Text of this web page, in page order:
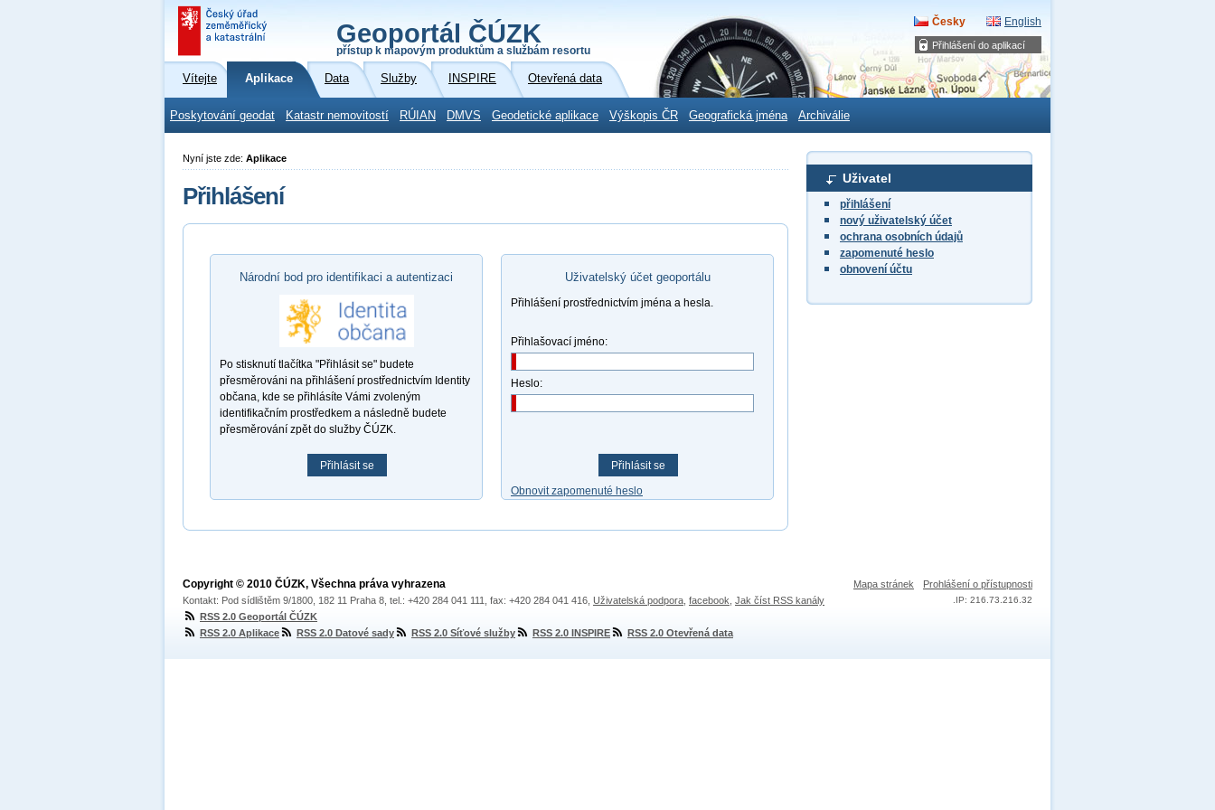
Přihlášení do aplikací
Geoportál ČÚZK
přístup k mapovým produktům a službám resortu
Česky English
Vítejte Aplikace Data Služby INSPIRE Otevřená data
Poskytování geodat Katastr nemovitostí RÚIAN DMVS Geodetické aplikace Výškopis ČR Geografická jména Archiválie
Uživatel
přihlášení
nový uživatelský účet
ochrana osobních údajů
zapomenuté heslo
obnovení účtu
Nyní jste zde: Aplikace
Přihlášení
Národní bod pro identifikaci a autentizaci
Po stisknutí tlačítka "Přihlásit se" budete
přesměrováni na přihlášení prostřednictvím Identity
občana, kde se přihlásíte Vámi zvoleným
identifikačním prostředkem a následně budete
přesměrování zpět do služby ČÚZK.
Přihlásit se
Uživatelský účet geoportálu
Přihlášení prostřednictvím jména a hesla.
Přihlašovací jméno:
Heslo:
Přihlásit se
Obnovit zapomenuté heslo
Mapa stránek Prohlášení o přístupnosti
IP: 216.73.216.32
Copyright © 2010 ČÚZK, Všechna práva vyhrazena
Kontakt: Pod sídlištěm 9/1800, 182 11 Praha 8, tel.: +420 284 041 111, fax: +420 284 041 416, Uživatelská podpora facebook Jak číst RSS kanály
RSS 2.0 Geoportál ČÚZK
RSS 2.0 Aplikace
RSS 2.0 Datové sady RSS 2.0 Síťové služby RSS 2.0 INSPIRE RSS 2.0 Otevřená data